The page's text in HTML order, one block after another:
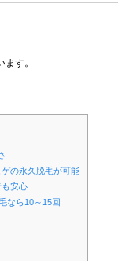
す。
の永久脱毛が可能
安心
なら10～15回